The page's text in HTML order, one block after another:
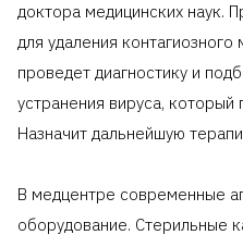
доктора медицинских наук.
для удаления
проведет диагностику и
устранения вируса,
Назначит дальнейшую
В медцентре современные
оборудование. Стерильные